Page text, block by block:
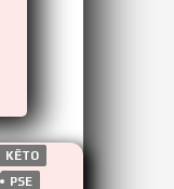
KËTO
PSE